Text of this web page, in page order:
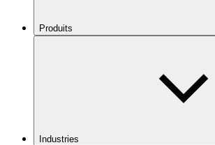
Produits
Industries